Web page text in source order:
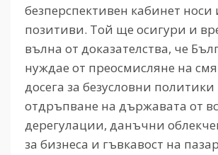
безперспективен кабинет носи
позитиви. Той ще осигури и
вълна от доказателства, че
нуждае от преосмисляне на
досега за безусловни политики
отдръпване на държавата от
дерегулации, данъчни
за бизнеса и гъвкавост на